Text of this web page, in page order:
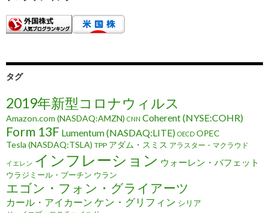
タグ
2019年新型コロナウィルス
Amazon.com (NASDAQ:AMZN) CNN Coherent (NYSE:COHR)
Form 13F Lumentum (NASDAQ:LITE) OECD OPEC
Tesla (NASDAQ:TSLA) TPP アダム・スミス アラスター・マクラウド
イエレン インフレーション ウォーレン・バフェット
ウラジミール・プーチン ウラン
エゴン・フォン・グライアーツ
カール・アイカーン ケン・グリフィン シリア